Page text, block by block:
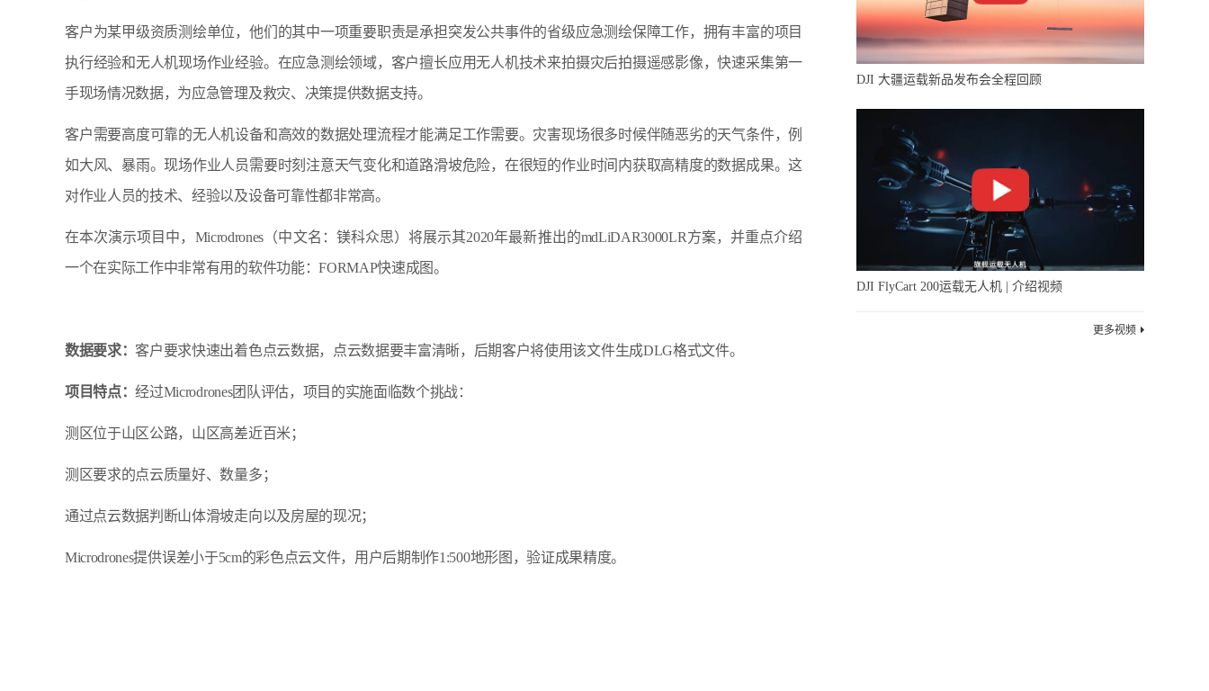
客户为某甲级资质测绘单位，他们的其中一项重要职责是承担突发公共事件的省级应急测绘保障工作，拥有丰富的项目
执行经验和无人机现场作业经验。在应急测绘领域，客户擅长应用无人机技术来拍摄灾后拍摄遥感影像，快速采集第一
手现场情况数据，为应急管理及救灾、决策提供数据支持。
客户需要高度可靠的无人机设备和高效的数据处理流程才能满足工作需要。灾害现场很多时候伴随恶劣的天气条件，例
如大风、暴雨。现场作业人员需要时刻注意天气变化和道路滑坡危险，在很短的作业时间内获取高精度的数据成果。这
对作业人员的技术、经验以及设备可靠性都非常高。
在本次演示项目中，Microdrones（中文名：镁科众思）将展示其2020年最新推出的mdLiDAR3000LR方案，并重点介绍
一个在实际工作中非常有用的软件功能：FORMAP快速成图。
数据要求： 客户要求快速出着色点云数据，点云数据要丰富清晰，后期客户将使用该文件生成DLG格式文件。
项目特点：经过Microdrones团队评估，项目的实施面临数个挑战：
测区位于山区公路，山区高差近百米；
测区要求的点云质量好、数量多；
通过点云数据判断山体滑坡走向以及房屋的现况；
Microdrones提供误差小于5cm的彩色点云文件，用户后期制作1:500地形图，验证成果精度。
DJI 大疆运载新品发布会全程回顾
DJI FlyCart 200运载无人机 | 介绍视频
更多视频